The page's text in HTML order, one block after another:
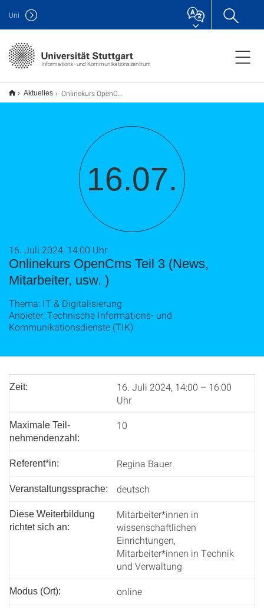
Informations- und Kommunikationszentrum
Uni
Aktuelles Onlinekurs OpenCms Teil 3 (News, Mitarbeiter, usw. )
16.07.
Onlinekurs OpenCms Teil 3 (News,
Mitarbeiter, usw. )
16. Juli 2024, 14:00 Uhr
Thema: IT & Digitalisierung
Anbieter: Technische Informations- und
Kommunikationsdienste (TIK)
Zeit:
16. Juli 2024, 14:00 – 16:00
Uhr
Maximale Teil­
nehmenden­zahl:
10
Referent*in: Regina Bauer
Veranstaltungssprache: deutsch
Diese Weiterbildung
richtet sich an:
Mitarbeiter*innen in
wissenschaftlichen
Einrichtungen,
Mitarbeiter*innen in Technik
und Verwaltung
Modus (Ort): online